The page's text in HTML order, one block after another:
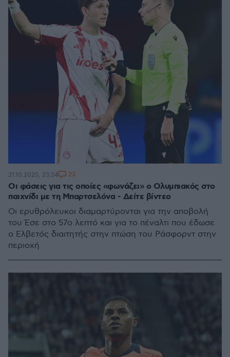
Οι φάσεις για τις οποίες «φωνάζει» ο Ολυμπιακός στο
παιχνίδι με τη Μπαρτσελόνα - Δείτε βίντεο
Οι ερυθρόλευκοι διαμαρτύρονται για την αποβολή
του Έσε στο 57ο λεπτό και για το πέναλτι που έδωσε
ο Ελβετός διαιτητής στην πτώση του Ράσφορντ στην
περιοχή
21.10.2025, 23:24 23